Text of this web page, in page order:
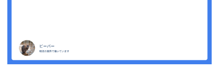
配車・管理業務の実務紹介